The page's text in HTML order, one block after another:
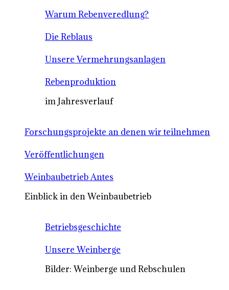
Warum Rebenveredlung?
Die Reblaus
Unsere Vermehrungsanlagen
Rebenproduktion
im Jahresverlauf
Forschungsprojekte an denen wir teilnehmen
Veröffentlichungen
Weinbaubetrieb Antes
Einblick in den Weinbaubetrieb
Betriebsgeschichte
Unsere Weinberge
Bilder: Weinberge und Rebschulen